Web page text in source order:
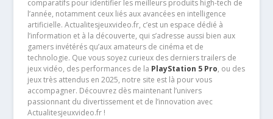
comparatifs pour identifier les meilleurs produits high-tech de
l’année, notamment ceux liés aux avancées en intelligence
artificielle. Actualitesjeuxvideo.fr, c’est un espace dédié à
l’information et à la découverte, qui s’adresse aussi bien aux
gamers invétérés qu’aux amateurs de cinéma et de
technologie. Que vous soyez curieux des derniers trailers de
jeux vidéo, des performances de la PlayStation 5 Pro, ou des
jeux très attendus en 2025, notre site est là pour vous
accompagner. Découvrez dès maintenant l’univers
passionnant du divertissement et de l’innovation avec
Actualitesjeuxvideo.fr !